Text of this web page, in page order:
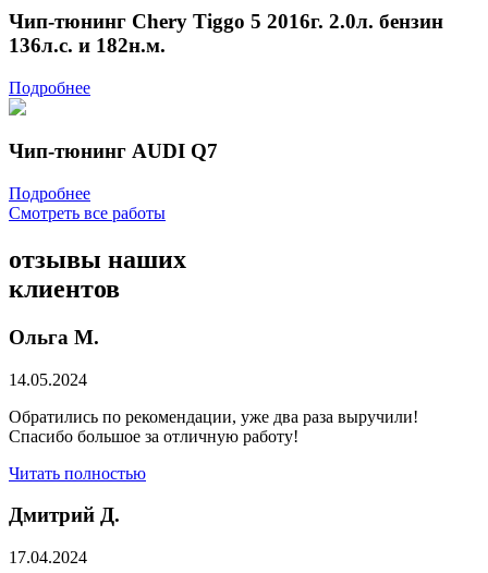
Чип-тюнинг Chery Tiggo 5 2016г. 2.0л. бензин
136л.с. и 182н.м.
Подробнее
Чип-тюнинг AUDI Q7
Подробнее
Смотреть все работы
отзывы наших
клиентов
Ольга М.
14.05.2024
Обратились по рекомендации, уже два раза выручили!
Спасибо большое за отличную работу!
Читать полностью
Дмитрий Д.
17.04.2024